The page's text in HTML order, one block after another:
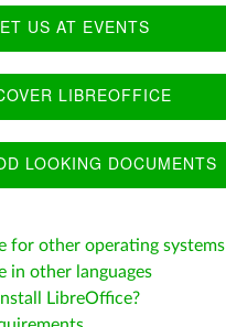
US AT EVENTS
LIBREOFFICE
LOOKING DOCUMENTS
for other operating systems
in other languages
LibreOffice?